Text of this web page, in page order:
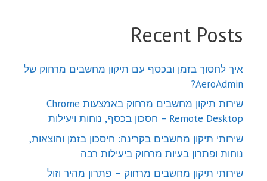
Recent Posts
איך לחסוך בזמן ובכסף עם תיקון מחשבים מרחוק של
AeroAdmin?
שירות תיקון מחשבים מרחוק באמצעות Chrome
Remote Desktop – חסכון בכסף, נוחות ויעילות
שירותי תיקון מחשבים בקרינה: חיסכון בזמן והוצאות,
נוחות ופתרון בעיות מרחוק ביעילות רבה
שירותי תיקון מחשבים מרחוק – פתרון מהיר וזול